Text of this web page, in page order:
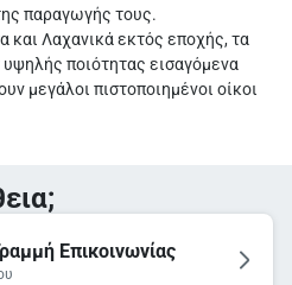
παραγωγής τους.
και Λαχανικά εκτός εποχής, τα
ποιότητας εισαγόμενα
μεγάλοι πιστοποιημένοι οίκοι
Επικοινωνίας